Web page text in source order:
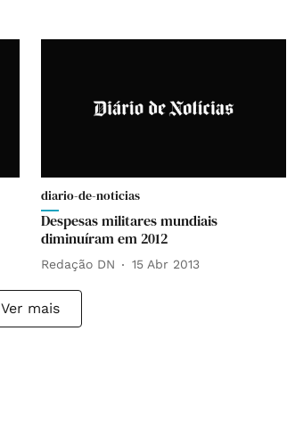
diario-de-noticias
Despesas militares mundiais
diminuíram em 2012
Redação DN 15 Abr 2013
Ver mais